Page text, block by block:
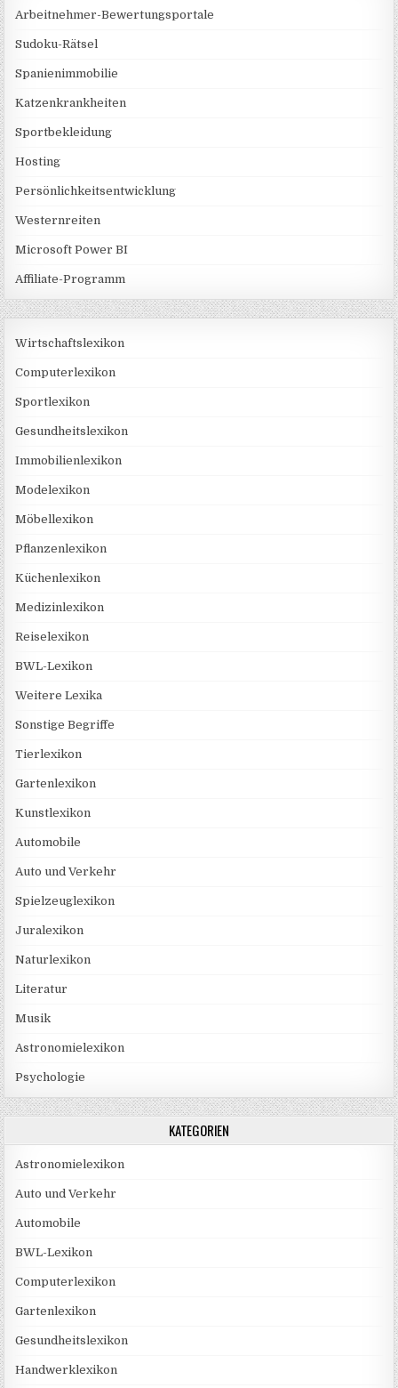
Arbeitnehmer-Bewertungsportale
Sudoku-Rätsel
Spanienimmobilie
Katzenkrankheiten
Sportbekleidung
Hosting
Persönlichkeitsentwicklung
Westernreiten
Microsoft Power BI
Affiliate-Programm
Wirtschaftslexikon
Computerlexikon
Sportlexikon
Gesundheitslexikon
Immobilienlexikon
Modelexikon
Möbellexikon
Pflanzenlexikon
Küchenlexikon
Medizinlexikon
Reiselexikon
BWL-Lexikon
Weitere Lexika
Sonstige Begriffe
Tierlexikon
Gartenlexikon
Kunstlexikon
Automobile
Auto und Verkehr
Spielzeuglexikon
Juralexikon
Naturlexikon
Literatur
Musik
Astronomielexikon
Psychologie
KATEGORIEN
Astronomielexikon
Auto und Verkehr
Automobile
BWL-Lexikon
Computerlexikon
Gartenlexikon
Gesundheitslexikon
Handwerklexikon